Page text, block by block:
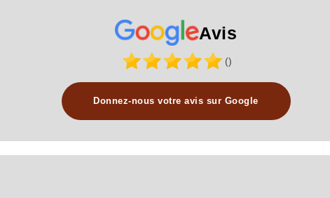
Avis
()
Donnez-nous votre avis sur Google